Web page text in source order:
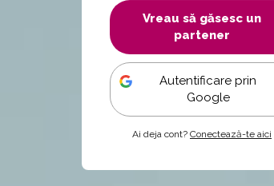
Vreau să găsesc un
partener
Autentificare prin
Google
Ai deja cont? Conectează-te aici